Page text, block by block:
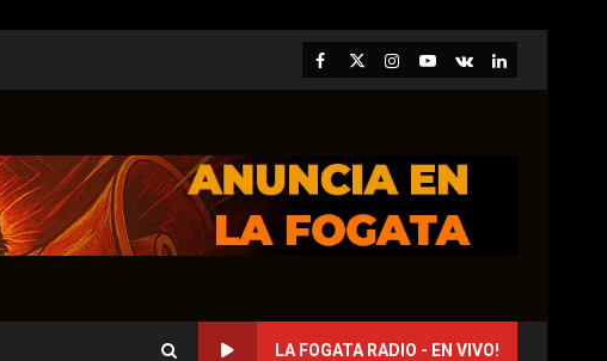
Facebook
TwitterInstagram
Youtube
VK LinkedIn
LA FOGATA RADIO - EN VIVO!